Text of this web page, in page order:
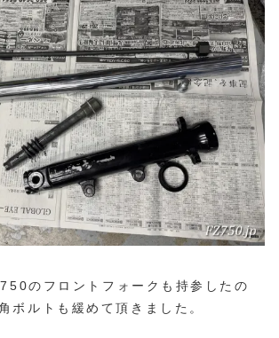
のフロントフォークも持参したの
ボルトも緩めて頂きました。